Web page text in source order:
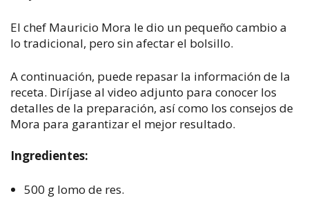
El chef Mauricio Mora le dio un pequeño cambio a
lo tradicional, pero sin afectar el bolsillo.
A continuación, puede repasar la información de la
receta. Diríjase al video adjunto para conocer los
detalles de la preparación, así como los consejos de
Mora para garantizar el mejor resultado.
Ingredientes:
500 g lomo de res.